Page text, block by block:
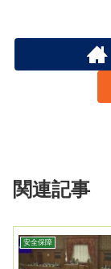
関連記事
安全保障